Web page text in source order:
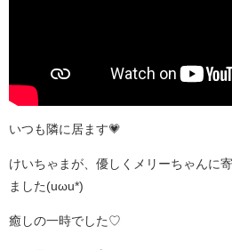
いつも隣に居ます💗
けいちゃまが、優しくメリーちゃんに
ました(uωu*)
癒しの一時でした♡